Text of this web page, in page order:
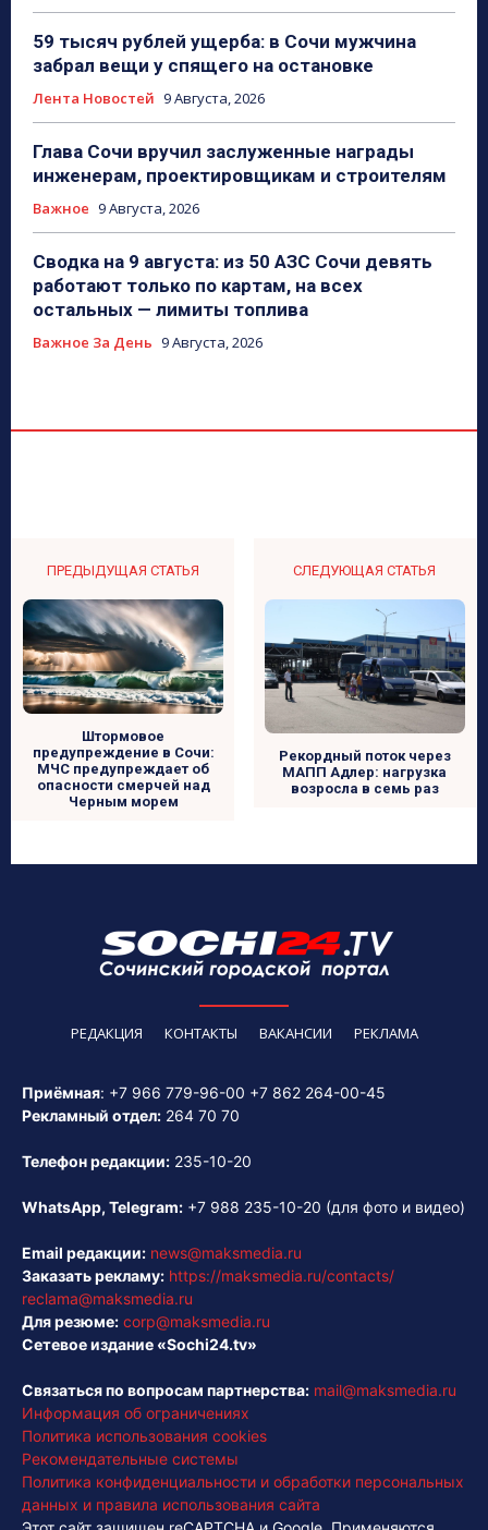
59 тысяч рублей ущерба: в Сочи мужчина
забрал вещи у спящего на остановке
Лента Новостей 9 Августа, 2026
Глава Сочи вручил заслуженные награды
инженерам, проектировщикам и строителям
Важное 9 Августа, 2026
Сводка на 9 августа: из 50 АЗС Сочи девять
работают только по картам, на всех
остальных — лимиты топлива
Важное За День 9 Августа, 2026
ПРЕДЫДУЩАЯ СТАТЬЯ
Штормовое
предупреждение в Сочи:
МЧС предупреждает об
опасности смерчей над
Черным морем
СЛЕДУЮЩАЯ СТАТЬЯ
Рекордный поток через
МАПП Адлер: нагрузка
возросла в семь раз
РЕДАКЦИЯ КОНТАКТЫ ВАКАНСИИ РЕКЛАМА
Приёмная: +7 966 779-96-00 +7 862 264-00-45
Рекламный отдел: 264 70 70
Телефон редакции: 235-10-20
WhatsApp, Telegram: +7 988 235-10-20 (для фото и видео)
Email редакции: news@maksmedia.ru
Заказать рекламу: https://maksmedia.ru/contacts/
reclama@maksmedia.ru
Для резюме: corp@maksmedia.ru
Сетевое издание «Sochi24.tv»
Связаться по вопросам партнерства: mail@maksmedia.ru
Информация об ограничениях
Политика использования cookies
Рекомендательные системы
Политика конфиденциальности и обработки персональных
данных и правила использования сайта